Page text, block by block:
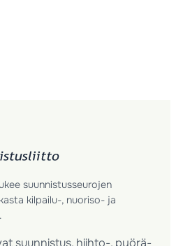
suunnistusseurojen
kilpailu-, nuoriso- ja